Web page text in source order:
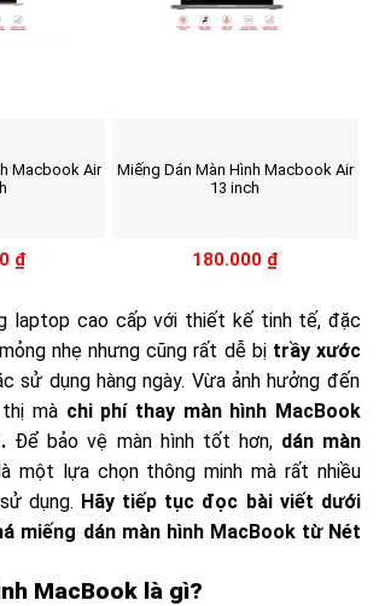
Macbook Air
₫
Miếng Dán Màn Hình Macbook Air
13 inch
180.000 ₫
laptop cao cấp với thiết kế tinh tế, đặc
nhẹ nhưng cũng rất dễ bị trầy xước
sử dụng hàng ngày. Vừa ảnh hưởng đến
mà chi phí thay màn hình MacBook
Để bảo vệ màn hình tốt hơn, dán màn
một lựa chọn thông minh mà rất nhiều
dụng. Hãy tiếp tục đọc bài viết dưới
miếng dán màn hình MacBook từ Nét
MacBook là gì?